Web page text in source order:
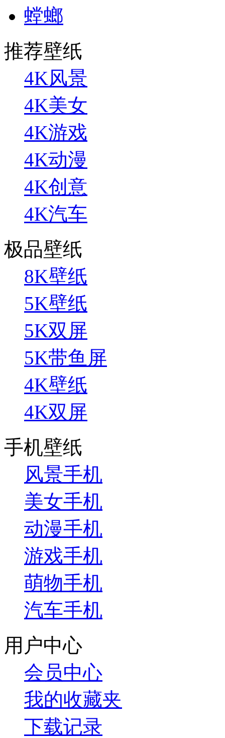
螳螂
推荐壁纸
4K风景
4K美女
4K游戏
4K动漫
4K创意
4K汽车
极品壁纸
8K壁纸
5K壁纸
5K双屏
5K带鱼屏
4K壁纸
4K双屏
手机壁纸
风景手机
美女手机
动漫手机
游戏手机
萌物手机
汽车手机
用户中心
会员中心
我的收藏夹
下载记录